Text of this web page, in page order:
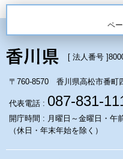
ペ
[ 法人番号 ]
〒760-8570 香川県高松市番町
代表電話 : 087-831-
開庁時間 : 月曜日～金曜日・午
（休日・年末年始を除く）